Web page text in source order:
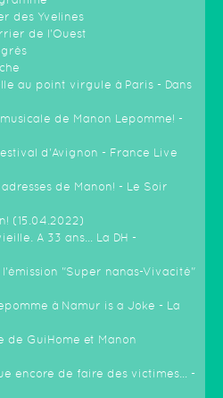
des Yvelines
de l'Ouest
au point virgule à Paris - Dans
de Manon Lepomme! -
d'Avignon - France Live
de Manon! - Le Soir
(15.04.2022)
A 33 ans… La DH -
"Super nanas-Vivacité"
à Namur is a Joke - La
de GuiHome et Manon
encore de faire des victimes… -